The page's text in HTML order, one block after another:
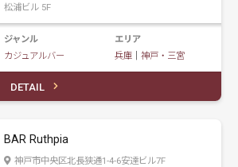
松浦ビル 5F
ジャンル
カジュアルバー
エリア
兵庫｜ 神戸・三宮
DETAIL
BAR Ruthpia
神戸市中央区北長狭通1-4-6安達ビル7F